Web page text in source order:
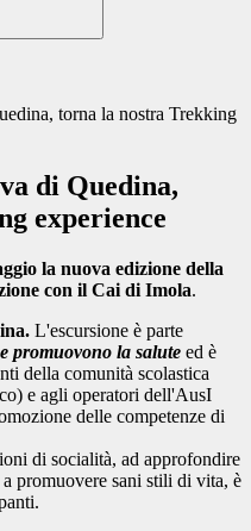
torna la nostra Trekking
di Quedina,
experience
la nuova edizione della
con il Cai di Imola.
L'escursione è parte
promuovono la salute ed è
della comunità scolastica
e agli operatori dell'AusI
delle competenze di
di socialità, ad approfondire
promuovere sani stili di vita, è